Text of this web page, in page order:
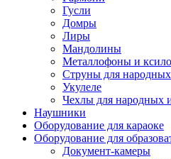
Гусли
Домры
Лиры
Мандолины
Металлофоны и
Струны для
Укулеле
Чехлы для народных
Наушники
Оборудование для караоке
Оборудование для
Документ-камеры